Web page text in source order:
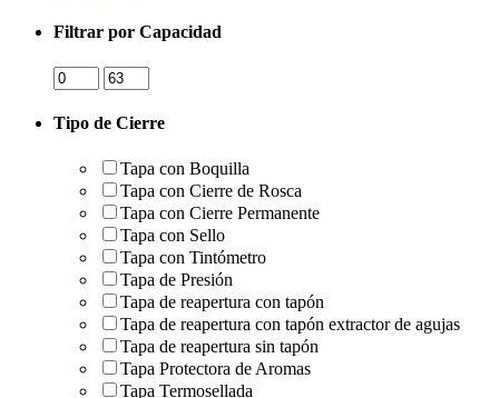
Filtrar por Capacidad
Tipo de Cierre
Tapa con Boquilla
Tapa con Cierre de Rosca
Tapa con Cierre Permanente
Tapa con Sello
Tapa con Tintómetro
Tapa de Presión
Tapa de reapertura con tapón
Tapa de reapertura con tapón extractor de agujas
Tapa de reapertura sin tapón
Tapa Protectora de Aromas
Tapa Termosellada